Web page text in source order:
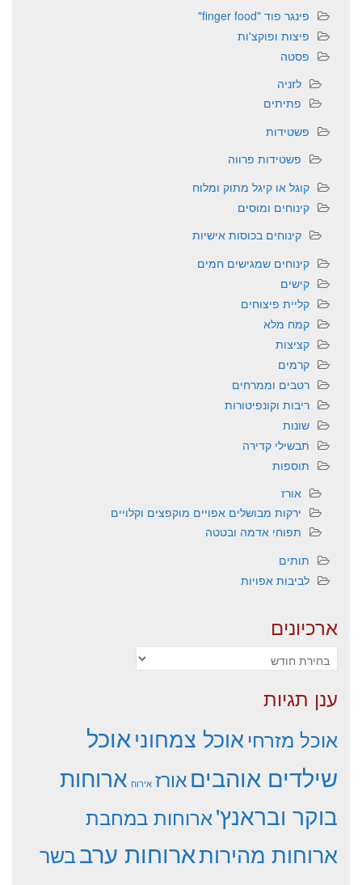
פינגר פוד "finger food"
פיצות ופוקצ'ות
פסטה
לזניה
פתיתים
פשטידות
פשטידות פרווה
קוגל או קיגל מתוק ומלוח
קינוחים ומוסים
קינוחים בכוסות אישיות
קינוחים שמגישים חמים
קישים
קליית פיצוחים
קמח מלא
קציצות
קרמים
רטבים וממרחים
ריבות וקונפיטורות
שונות
תבשילי קדירה
תוספות
אורז
ירקות מבושלים אפויים מוקפצים וקלויים
תפוחי אדמה ובטטה
תותים
לביבות אפויות
ארכיונים
ארכיונים
ענן תגיות
אוכל מזרחיאוכל צמחוניאוכל
שילדים אוהביםאורז אירוח ארוחות
בוקר ובראנץ'ארוחות במחבת
ארוחות מהירותארוחות ערבבשר